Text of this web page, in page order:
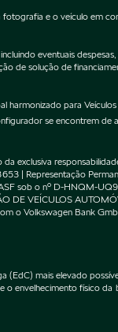
e o veículo em
eventuais
de solução de
para
se encontrem
exclusiva
| Representação
sob o nº D-HNQM-
DE VEÍCULOS
o Volkswagen Bank
mais elevado
envelhecimento físico da